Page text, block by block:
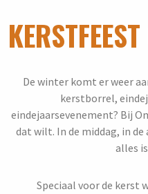
KERSTFEEST
De winter komt er weer
kerstborrel,
eindejaarsevenement? Bij
dat wilt. In de middag, in
alles
Speciaal voor de kerst